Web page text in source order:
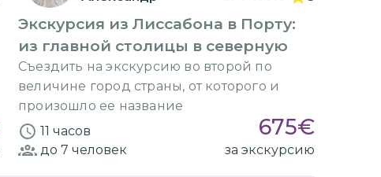
Экскурсия из Лиссабона в Порту:
из главной столицы в северную
Съездить на экскурсию во второй по
величине город страны, от которого и
произошло ее название
11 часов
675€
до 7 человек за экскурсию